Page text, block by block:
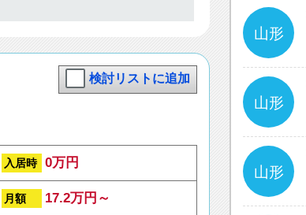
検討リストに追加
入居時 0万円
月額 17.2万円～
山形
山形
山形